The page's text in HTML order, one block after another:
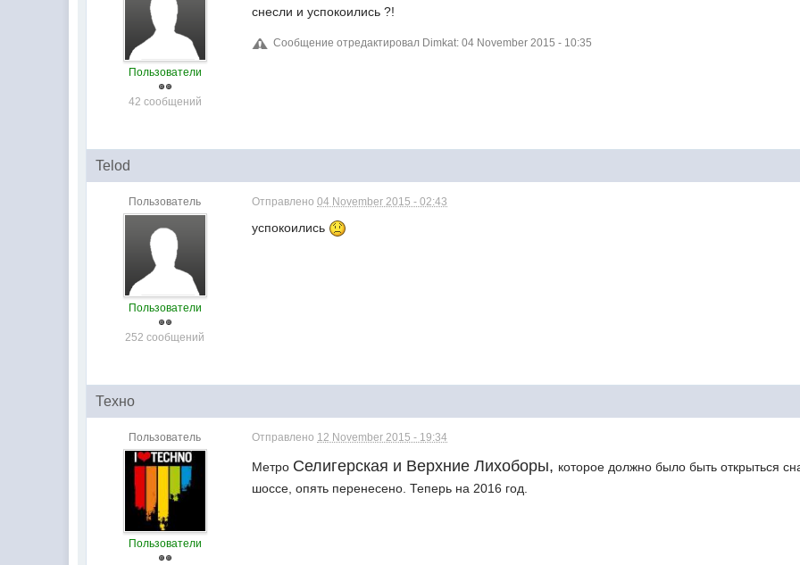
Пользователи
42 сообщений
снесли и успокоились ?!
Сообщение отредактировал Dimkat: 04 November 2015 - 10:35
Telod
Пользователь
Пользователи
252 сообщений
Отправлено04 November 2015 - 02:43
успокоились
Техно
Пользователь
Пользователи
Отправлено 12 November 2015 - 19:34
Метро Селигерская и Верхние Лихоборы, которое должно было быть открыться
шоссе, опять перенесено. Теперь на 2016 год.